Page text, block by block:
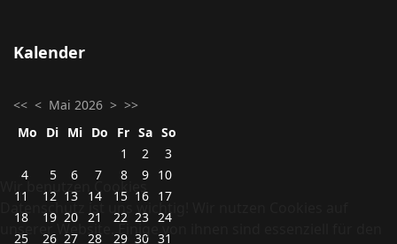
Kalender
<< < Mai 2026 > >>
Mo
Di Mi Do Fr Sa So
1
2
3
4
5 6 7 8 9 10
11
12 13 14 15 16 17
18
19 20 21 22 23 24
25
26 27 28 29 30 31